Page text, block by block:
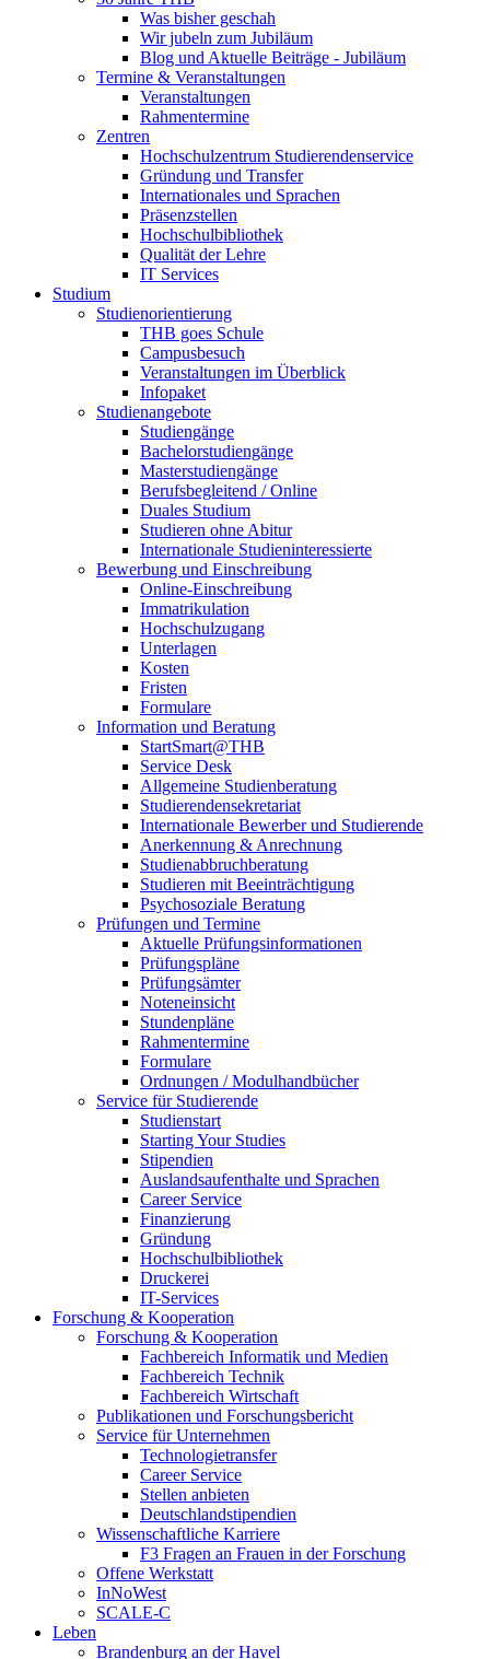
Was bisher geschah
Wir jubeln zum Jubiläum
Blog und Aktuelle Beiträge - Jubiläum
Termine & Veranstaltungen
Veranstaltungen
Rahmentermine
Zentren
Hochschulzentrum Studierendenservice
Gründung und Transfer
Internationales und Sprachen
Präsenzstellen
Hochschulbibliothek
Qualität der Lehre
IT Services
Studium
Studienorientierung
THB goes Schule
Campusbesuch
Veranstaltungen im Überblick
Infopaket
Studienangebote
Studiengänge
Bachelorstudiengänge
Masterstudiengänge
Berufsbegleitend / Online
Duales Studium
Studieren ohne Abitur
Internationale Studieninteressierte
Bewerbung und Einschreibung
Online-Einschreibung
Immatrikulation
Hochschulzugang
Unterlagen
Kosten
Fristen
Formulare
Information und Beratung
StartSmart@THB
Service Desk
Allgemeine Studienberatung
Studierendensekretariat
Internationale Bewerber und Studierende
Anerkennung & Anrechnung
Studienabbruchberatung
Studieren mit Beeinträchtigung
Psychosoziale Beratung
Prüfungen und Termine
Aktuelle Prüfungsinformationen
Prüfungspläne
Prüfungsämter
Noteneinsicht
Stundenpläne
Rahmentermine
Formulare
Ordnungen / Modulhandbücher
Service für Studierende
Studienstart
Starting Your Studies
Stipendien
Auslandsaufenthalte und Sprachen
Career Service
Finanzierung
Gründung
Hochschulbibliothek
Druckerei
IT-Services
Forschung & Kooperation
Forschung & Kooperation
Fachbereich Informatik und Medien
Fachbereich Technik
Fachbereich Wirtschaft
Publikationen und Forschungsbericht
Service für Unternehmen
Technologietransfer
Career Service
Stellen anbieten
Deutschlandstipendien
Wissenschaftliche Karriere
F3 Fragen an Frauen in der Forschung
Offene Werkstatt
InNoWest
SCALE-C
Leben
Brandenburg an der Havel